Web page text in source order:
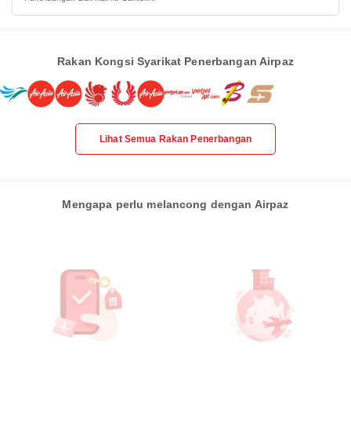
Rakan Kongsi Syarikat Penerbangan Airpaz
Lihat Semua Rakan Penerbangan
Mengapa perlu melancong dengan Airpaz